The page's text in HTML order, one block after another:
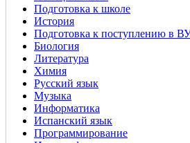
Подготовка к школе
История
Подготовка к поступлению в
Биология
Литература
Химия
Русский язык
Музыка
Информатика
Испанский язык
Программирование